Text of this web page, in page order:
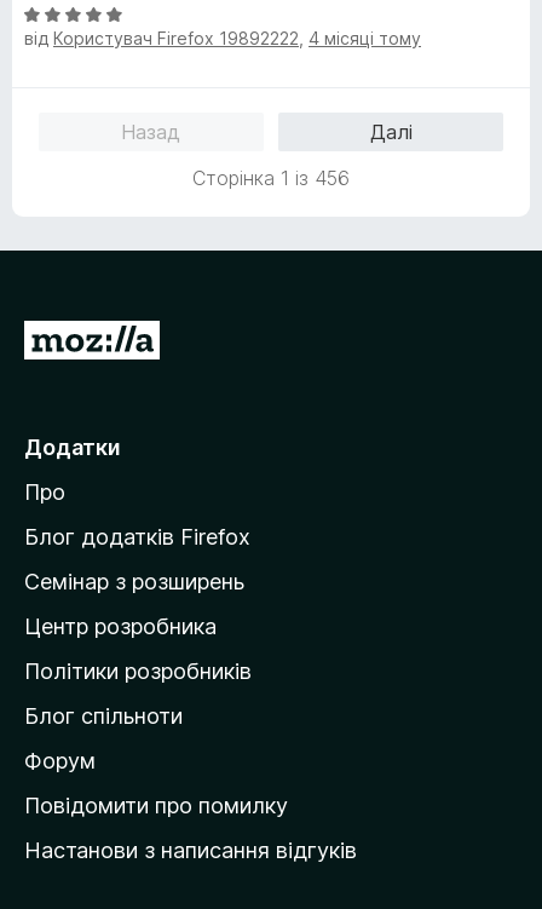
з
5
н
к
О
ц
від Користувач Firefox 19892222 4 місяці тому
Назад
Далі
Сторінка 1 із 456
П
е
й
т
и
а
д
о
і
в
к
M
Додатки
Про
Блог додатків Firefox
Семінар з розширень
Центр розробника
Політики розробників
Блог спільноти
Форум
Повідомити про помилку
Настанови з написання відгуків